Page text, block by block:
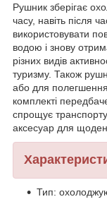
Рушник зберігає
часу, навіть після
використовувати
водою і знову
різних видів
туризму. Також
або для
комплекті
спрощує
аксесуар для
Тип: